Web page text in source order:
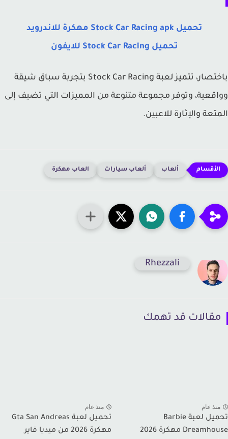
تحميل Stock Car Racing apk مهكرة للاندرويد
تحميل Stock Car Racing للايفون
باختصار، تتميز لعبة Stock Car Racing بتجربة سباق شيقة
وتوفر مجموعة متنوعة من المميزات التي تضيف إلى
والإثارة للاعبين.
ألعاب ألعاب سيارات العاب مهكرة
Rhezzali
قد تهمك
عام
تحميل لعبة Barbie
Dreamhouse مهكرة 2026
منذ عام
تحميل لعبة Gta San Andreas
مهكرة 2026 من ميديا فاير